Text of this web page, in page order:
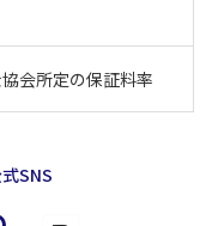
会所定の保証料率
SNS